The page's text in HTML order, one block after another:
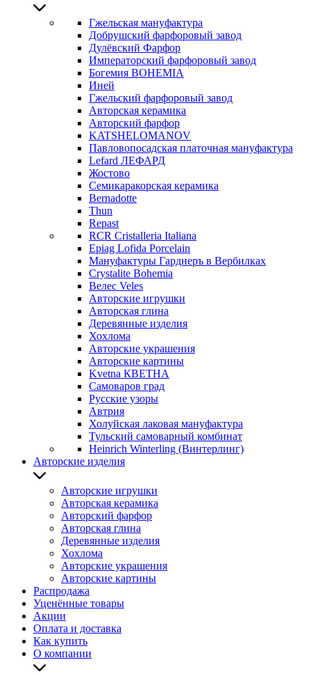
Гжельская мануфактура
Добрушский фарфоровый завод
Дулёвский Фарфор
Императорский фарфоровый завод
Богемия BOHEMIA
Иней
Гжельский фарфоровый завод
Авторская керамика
Авторский фарфор
KATSHELOMANOV
Павловопосадская платочная мануфактура
Lefard ЛЕФАРД
Жостово
Семикаракорская керамика
Bernadotte
Thun
Repast
RCR Cristalleria Italiana
Epiag Lofida Porcelain
Мануфактуры Гарднеръ в Вербилках
Crystalite Bohemia
Велес Veles
Авторские игрушки
Авторская глина
Деревянные изделия
Хохлома
Авторские украшения
Авторские картины
Kvetna КВЕТНА
Самоваров град
Русские узоры
Автрия
Холуйская лаковая мануфактура
Тульский самоварный комбинат
Heinrich Winterling (Винтерлинг)
Авторские изделия
Авторские игрушки
Авторская керамика
Авторский фарфор
Авторская глина
Деревянные изделия
Хохлома
Авторские украшения
Авторские картины
Распродажа
Уценённые товары
Акции
Оплата и доставка
Как купить
О компании